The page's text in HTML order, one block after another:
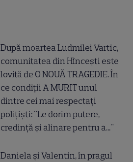
După moartea Ludmilei Vartic,
comunitatea din Hîncești este
lovită de O NOUĂ TRAGEDIE. În
ce condiții A MURIT unul
dintre cei mai respectați
polițiști: "Le dorim putere,
credință și alinare pentru a..."
Daniela și Valentin, în pragul